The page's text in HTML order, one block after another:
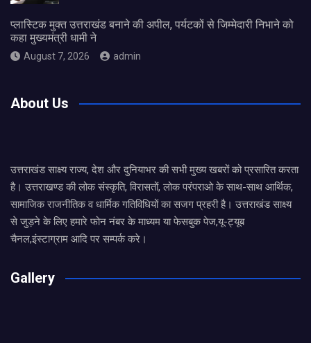
प्लास्टिक मुक्त उत्तराखंड बनाने की अपील, पर्यटकों से जिम्मेदारी निभाने को
कहा मुख्यमंत्री धामी ने
August 7, 2026 admin
About Us
उत्तराखंड साक्ष्य राज्य, देश और दुनियाभर की सभी मुख्य खबरों को प्रसारित करता
है। उत्तराखण्ड की लोक संस्कृति, विरासतों, लोक परंपराओ के साथ-साथ आर्थिक,
सामाजिक राजनीतिक व धार्मिक गतिविधियों का सजग प्रहरी है। उत्तराखंड साक्ष्य
से जुड़ने के लिए हमारे फोन नंबर के माध्यम या फेसबुक पेज,यू-ट्यूब
चैनल,इंस्टाग्राम आदि पर सम्पर्क करे।
Gallery